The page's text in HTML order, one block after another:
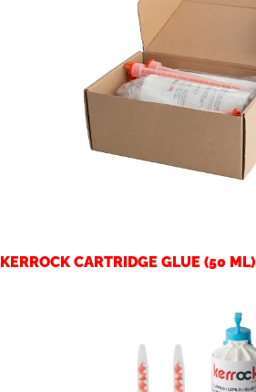
KERROCK CARTRIDGE GLUE (50 ML)